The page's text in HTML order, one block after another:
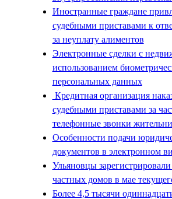
Иностранные граждане
судебными приставами к
за неуплату алиментов
Электронные сделки с
использованием
персональных данных
Кредитная организация
судебными приставами за
телефонные звонки
Особенности подачи
документов в электронном
Ульяновцы
частных домов в мае
Более 4,5 тысячи